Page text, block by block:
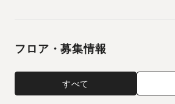
フロア・募集情報
すべて